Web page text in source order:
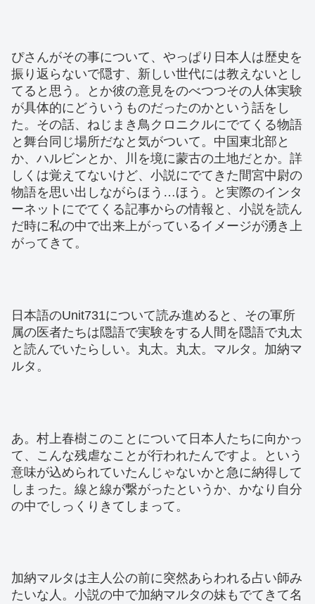
ぴさんがその事について、やっぱり日本人は歴史を
振り返らないで隠す、新しい世代には教えないとし
てると思う。とか彼の意見をのべつつその人体実験
が具体的にどういうものだったのかという話をし
た。その話、ねじまき鳥クロニクルにでてくる物語
と舞台同じ場所だなと気がついて。中国東北部と
か、ハルビンとか、川を境に蒙古の土地だとか。詳
しくは覚えてないけど、小説にでてきた間宮中尉の
物語を思い出しながらほう…ほう。と実際のインタ
ーネットにでてくる記事からの情報と、小説を読ん
だ時に私の中で出来上がっているイメージが湧き上
がってきて。
日本語のUnit731について読み進めると、その軍所
属の医者たちは隠語で実験をする人間を隠語で丸太
と読んでいたらしい。丸太。丸太。マルタ。加納マ
ルタ。
あ。村上春樹このことについて日本人たちに向かっ
て、こんな残虐なことが行われたんですよ。という
意味が込められていたんじゃないかと急に納得して
しまった。線と線が繋がったというか、かなり自分
の中でしっくりきてしまって。
加納マルタは主人公の前に突然あらわれる占い師み
たいな人。小説の中で加納マルタの妹もでてきて名